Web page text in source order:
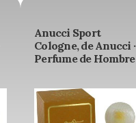
Anucci Sport
Cologne, de Anucci ·
Perfume de Hombre